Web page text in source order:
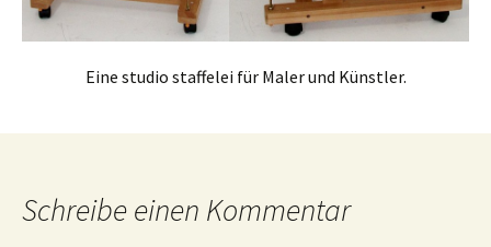
Eine studio staffelei für Maler und Künstler.
Schreibe einen Kommentar